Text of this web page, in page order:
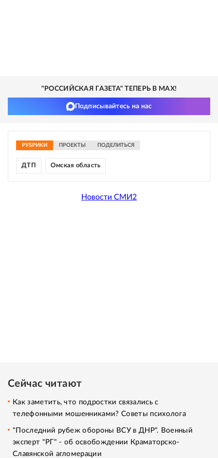
"РОССИЙСКАЯ ГАЗЕТА" ТЕПЕРЬ В MAX!
Подписывайтесь на нас
РУБРИКИ ПРОЕКТЫ ПОДЕЛИТЬСЯ
ДТП Омская область
Новости СМИ2
Сейчас читают
Как заметить, что подростки связались с
телефонными мошенниками? Советы психолога
"Последний рубеж обороны ВСУ в ДНР". Военный
эксперт "РГ" - об освобождении Краматорско-
Славянской агломерации